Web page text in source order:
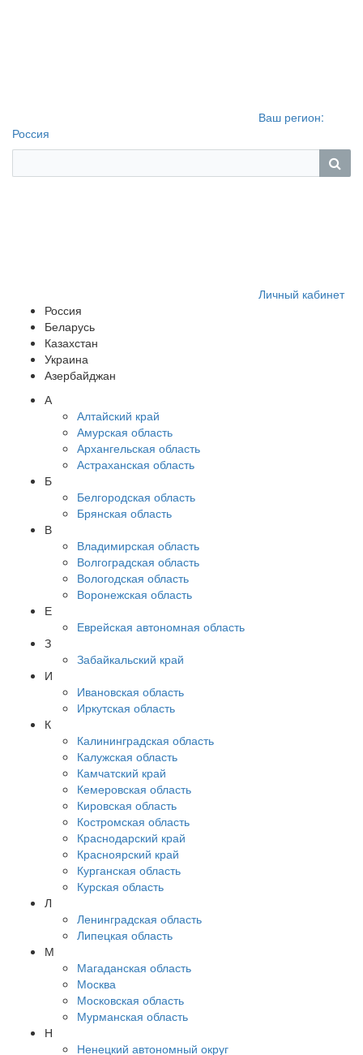
Ваш регион:
Россия
Личный кабинет
Россия
Беларусь
Казахстан
Украина
Азербайджан
А
Алтайский край
Амурская область
Архангельская область
Астраханская область
Б
Белгородская область
Брянская область
В
Владимирская область
Волгоградская область
Вологодская область
Воронежская область
Е
Еврейская автономная область
З
Забайкальский край
И
Ивановская область
Иркутская область
К
Калининградская область
Калужская область
Камчатский край
Кемеровская область
Кировская область
Костромская область
Краснодарский край
Красноярский край
Курганская область
Курская область
Л
Ленинградская область
Липецкая область
М
Магаданская область
Москва
Московская область
Мурманская область
Н
Ненецкий автономный округ